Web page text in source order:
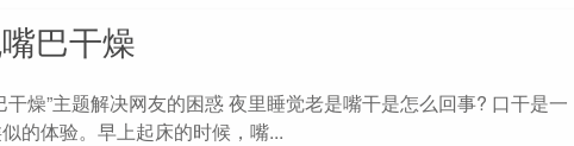
巴干燥
燥”主题解决网友的困惑 夜里睡觉老是嘴干是怎么回事? 口干是一
的体验。早上起床的时候，嘴...